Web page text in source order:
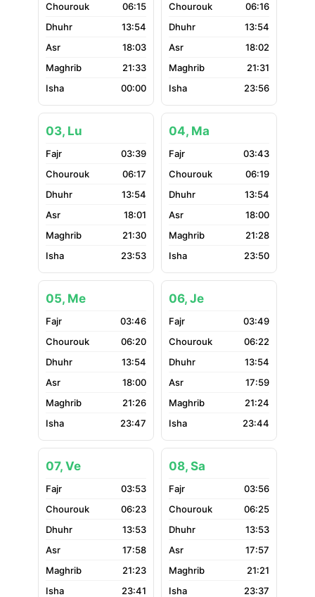
06:15
13:54
18:03
21:33
00:00
06:16
13:54
18:02
21:31
23:56
03, Lu
03:39
06:17
13:54
18:01
21:30
23:53
04, Ma
03:43
06:19
13:54
18:00
21:28
23:50
05, Me
03:46
06:20
13:54
18:00
21:26
23:47
06, Je
03:49
06:22
13:54
17:59
21:24
23:44
07, Ve
03:53
06:23
13:53
17:58
21:23
23:41
08, Sa
03:56
06:25
13:53
17:57
21:21
23:37